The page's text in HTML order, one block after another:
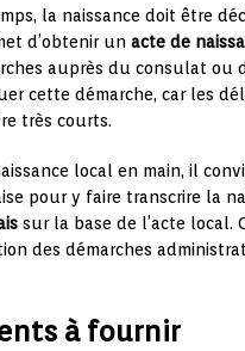
la naissance doit être
d’obtenir un acte de
auprès du consulat ou
cette démarche, car les
très courts.
local en main, il
pour y faire transcrire la
sur la base de l’acte
des démarches
à fournir